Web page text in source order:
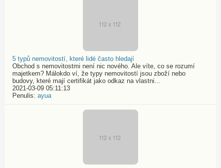
5 typů nemovitostí, které lidé často hledají
Obchod s nemovitostmi není nic nového. Ale víte, co se rozumí
majetkem? Málokdo ví, že typy nemovitostí jsou zboží nebo
budovy, které mají certifikát jako odkaz na vlastni...
2021-03-09 05:11:13
Penulis: ayua